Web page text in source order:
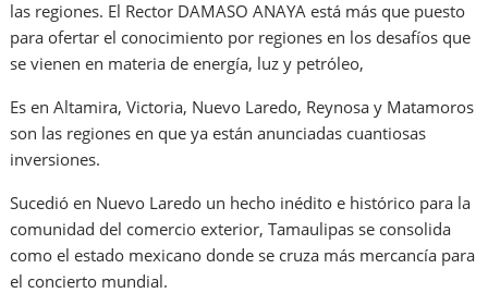
las regiones. El Rector DAMASO ANAYA está más que puesto
para ofertar el conocimiento por regiones en los desafíos que
se vienen en materia de energía, luz y petróleo,
Es en Altamira, Victoria, Nuevo Laredo, Reynosa y Matamoros
son las regiones en que ya están anunciadas cuantiosas
inversiones.
Sucedió en Nuevo Laredo un hecho inédito e histórico para la
comunidad del comercio exterior, Tamaulipas se consolida
como el estado mexicano donde se cruza más mercancía para
el concierto mundial.